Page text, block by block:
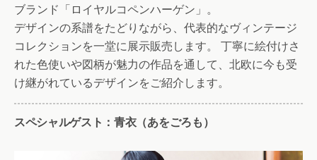
ブランド「ロイヤルコペンハーゲン」。
デザインの系譜をたどりながら、代表的なヴィンテージ
コレクションを一堂に展示販売します。 丁寧に絵付けさ
れた色使いや図柄が魅力の作品を通して、北欧に今も受
け継がれているデザインをご紹介します。
スペシャルゲスト：青衣（あをごろも）